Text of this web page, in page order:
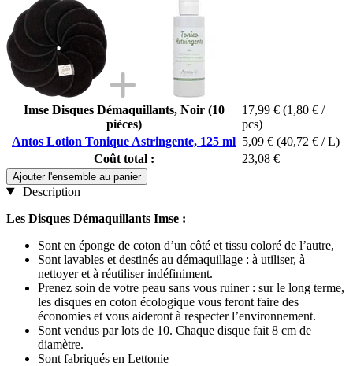
Imse Disques Démaquillants, Noir (10
pièces)
17,99 € (1,80 € /
pcs)
Antos Lotion Tonique Astringente, 125 ml 5,09 € (40,72 € / L)
Coût total :
23,08 €
Ajouter l'ensemble au panier
Description
Les Disques Démaquillants Imse :
Sont en éponge de coton d’un côté et tissu coloré de l’autre,
Sont lavables et destinés au démaquillage : à utiliser, à
nettoyer et à réutiliser indéfiniment.
Prenez soin de votre peau sans vous ruiner : sur le long terme,
les disques en coton écologique vous feront faire des
économies et vous aideront à respecter l’environnement.
Sont vendus par lots de 10. Chaque disque fait 8 cm de
diamètre.
Sont fabriqués en Lettonie